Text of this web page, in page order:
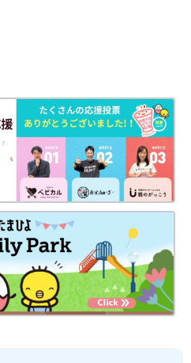
る可能性があると告げられたか
サポートしたり、失聴してしまっ
がとれたります。でも、さらに目
にして言葉や文字を習得させれば
いかけまわしている千尋が、目が
いみたいにおとなしくなってしま
から次にわいてきて…。私は、毎
まで奪うなんて、こんな残酷なこ
自由を奪わないで！」と叫んで
大丈夫、大丈夫」と冷静でいてく
いろいろ考えこんでいる表情をし